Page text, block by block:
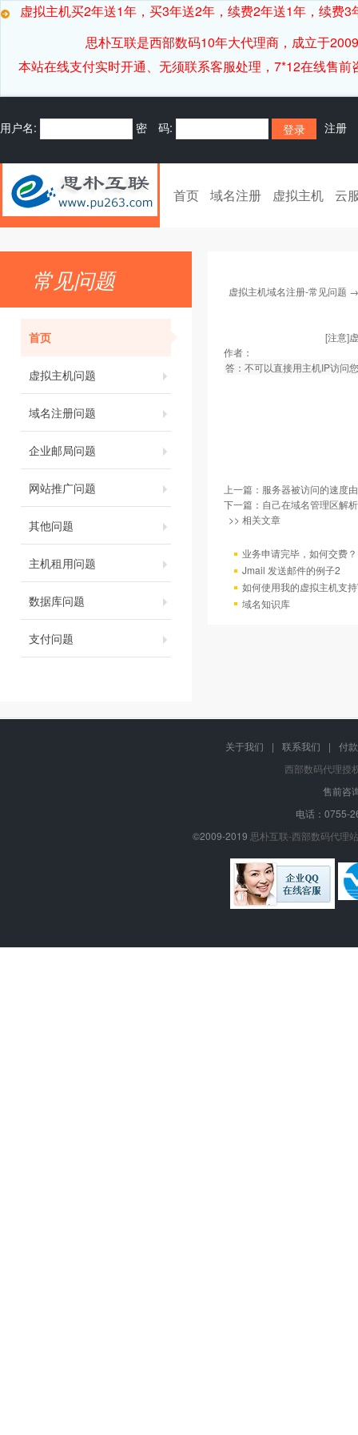
虚拟主机买2年送1年，买3年送2年，续费2年送1年，续费
思朴互联是西部数码10年大代理商，成立于
本站在线支付实时开通、无须联系客服处理，7*12在线售
用户名: 密 码: 注册
首页 域名注册 虚拟主机 云
常见问题
首页
虚拟主机问题
域名注册问题
企业邮局问题
网站推广问题
其他问题
主机租用问题
数据库问题
支付问题
虚拟主机域名注册-常见问题
[注意]
作者：
答：不可以直接用主机IP访问
上一篇： 服务器被访问的速度
下一篇： 自己在域名管理区解
>> 相关文章
业务申请完毕，如何交费？
Jmail 发送邮件的例子2
如何使用我的虚拟主机支
域名知识库
关于我们 | 联系我们 |
付
西部数码代理授
售前咨
电话：0755-
©2009-2019 思朴互联-西部数码代理站